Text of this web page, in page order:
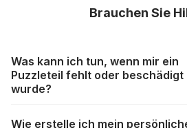
Brauchen Sie
Was kann ich tun, wenn mir ein
Puzzleteil fehlt oder beschädigt
wurde?
Wie erstelle ich mein